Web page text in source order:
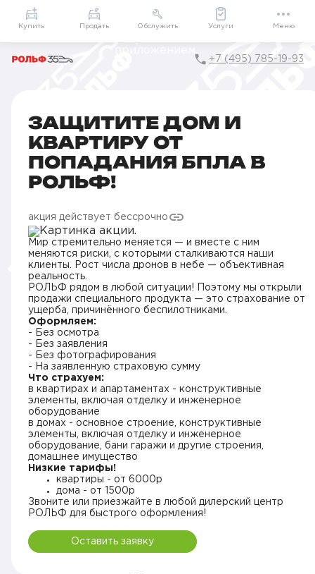
Приложение
Мой РОЛЬФ
Подарки внутри
+7 (495) 785-19-93
ЗАЩИТИТЕ ДОМ И
КВАРТИРУ ОТ
ПОПАДАНИЯ БПЛА В
РОЛЬФ!
акция действует бессрочно
Мир стремительно меняется — и вместе с ним
меняются риски, с которыми сталкиваются наши
клиенты. Рост числа дронов в небе — объективная
реальность.
РОЛЬФ рядом в любой ситуации! Поэтому мы открыли
продажи специального продукта — это страхование от
ущерба, причинённого беспилотниками.
Оформляем:
- Без осмотра
- Без заявления
- Без фотографирования
- На заявленную страховую сумму
Что страхуем:
в квартирах и апартаментах - конструктивные
элементы, включая отделку и инженерное
оборудование
в домах - основное строение, конструктивные
элементы, включая отделку и инженерное
оборудование, бани гаражи и другие строения,
домашнее имущество
Низкие тарифы!
квартиры - от 6000р
дома - от 1500р
Звоните или приезжайте в любой дилерский центр
РОЛЬФ для быстрого оформления!
Оставить заявку
Купить Продать Обслужить Услуги Меню